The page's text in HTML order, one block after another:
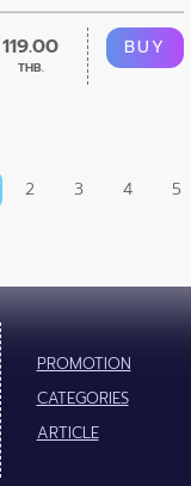
119.00
THB.
BUY
2 3 4 5
PROMOTION
CATEGORIES
ARTICLE